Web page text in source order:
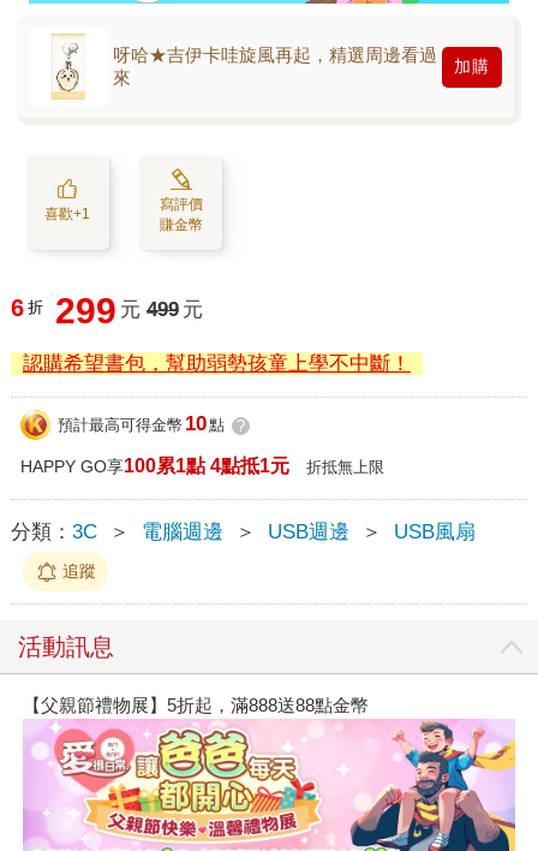
呀哈★吉伊卡哇旋風再起，精選周邊看過
來
加購
喜歡+1
寫評價
賺金幣
6 折 299 元 499 元
認購希望書包，幫助弱勢孩童上學不中斷！
預計最高可得金幣 10點 ?
HAPPY GO享100累1點 4點抵1元 折抵無上限
分類： 3C ＞ 電腦週邊 ＞ USB週邊 ＞ USB風扇
追蹤
活動訊息
【父親節禮物展】5折起，滿888送88點金幣